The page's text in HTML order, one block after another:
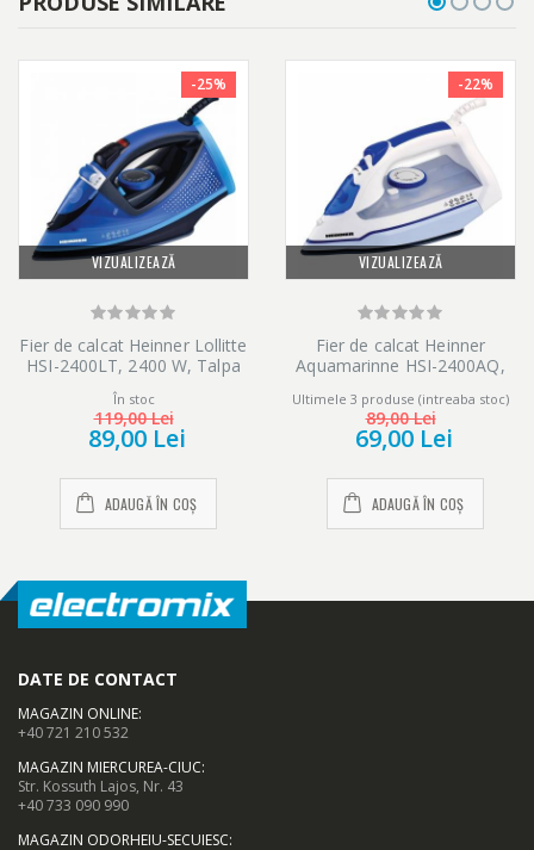
VIZUALIZEAZĂ
-25%
Fier de calcat Heinner Lollitte
HSI-2400LT, 2400 W, Talpa
ceramica, Albastru
În stoc
119,00 Lei
89,00 Lei
ADAUGĂ ÎN COȘ
VIZUALIZEAZĂ
-22%
Fier de calcat Heinner
Aquamarinne HSI-2400AQ,
Ultimele 3 produse (intreaba stoc)
89,00 Lei
69,00 Lei
ADAUGĂ ÎN COȘ
DATE DE CONTACT
MAGAZIN ONLINE:
+40 721 210 532
MAGAZIN MIERCUREA-CIUC:
Str. Kossuth Lajos, Nr. 43
+40 733 090 990
MAGAZIN ODORHEIU-SECUIESC: